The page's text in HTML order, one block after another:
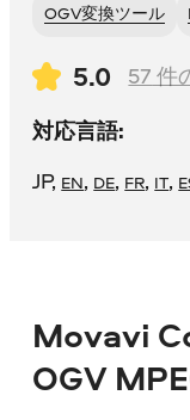
OGV変換ツール
5.0 57 件
対応言語:
JP, EN, DE, FR, IT,
Movavi
OGV